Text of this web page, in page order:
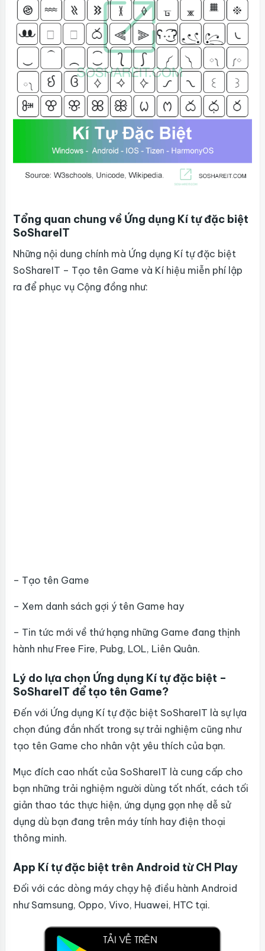
Tổng quan chung về Ứng dụng Kí tự đặc biệt
SoShareIT
Những nội dung chính mà Ứng dụng Kí tự đặc biệt
SoShareIT – Tạo tên Game và Kí hiệu miễn phí lập
ra để phục vụ Cộng đồng như:
– Tạo tên Game
– Xem danh sách gợi ý tên Game hay
– Tin tức mới về thứ hạng những Game đang thịnh
hành như Free Fire, Pubg, LOL, Liên Quân.
Lý do lựa chọn Ứng dụng Kí tự đặc biệt –
SoShareIT để tạo tên Game?
Đến với Ứng dụng Kí tự đặc biệt SoShareIT là sự lựa
chọn đúng đắn nhất trong sự trải nghiệm cũng như
tạo tên Game cho nhân vật yêu thích của bạn.
Mục đích cao nhất của SoShareIT là cung cấp cho
bạn những trải nghiệm người dùng tốt nhất, cách tối
giản thao tác thực hiện, ứng dụng gọn nhẹ dễ sử
dụng dù bạn đang trên máy tính hay điện thoại
thông minh.
App Kí tự đặc biệt trên Android từ CH Play
Đối với các dòng máy chạy hệ điều hành Android
như Samsung, Oppo, Vivo, Huawei, HTC tại.